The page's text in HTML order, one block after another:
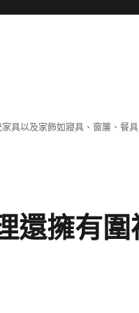
具以及家飾如寢具、窗簾、餐具
還擁有